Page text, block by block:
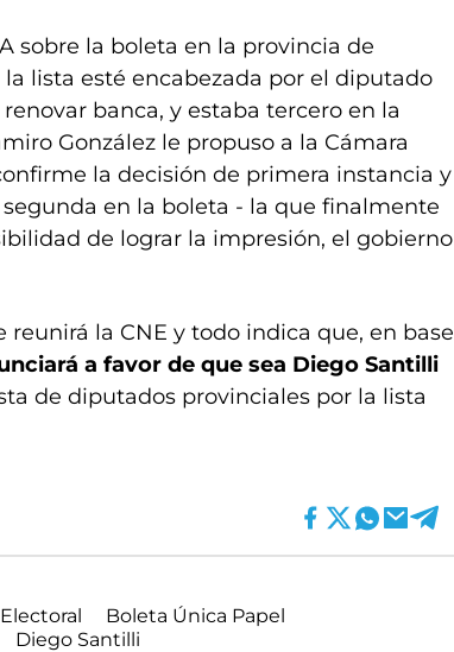
sobre la boleta en la provincia de
lista esté encabezada por el diputado
banca, y estaba tercero en la
González le propuso a la Cámara
la decisión de primera instancia y
segunda en la boleta - la que finalmente
de lograr la impresión, el gobierno
reunirá la CNE y todo indica que, en base
a favor de que sea Diego Santilli
de diputados provinciales por la lista
Boleta Única Papel
Diego Santilli